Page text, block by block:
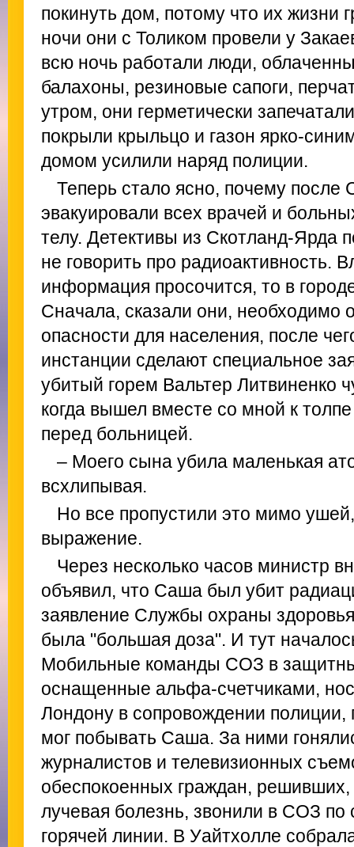
покинуть дом, потому что их жизни
ночи они с Толиком провели у
всю ночь работали люди,
балахоны, резиновые сапоги,
утром, они герметически
покрыли крыльцо и газон ярко-
домом усилили наряд полиции.
Теперь стало ясно, почему
эвакуировали всех врачей и
телу. Детективы из Скотланд-Ярда
не говорить про радиоактивность.
информация просочится, то в
Сначала, сказали они, необходимо
опасности для населения, после
инстанции сделают специальное
убитый горем Вальтер Литвиненко
когда вышел вместе со мной к
перед больницей.
– Моего сына убила маленькая
всхлипывая.
Но все пропустили это мимо
выражение.
Через несколько часов министр
объявил, что Саша был убит
заявление Службы охраны
была "большая доза". И тут
Мобильные команды СОЗ в
оснащенные альфа-счетчиками,
Лондону в сопровождении полиции,
мог побывать Саша. За ними
журналистов и телевизионных
обеспокоенных граждан, решивших,
лучевая болезнь, звонили в СОЗ по
горячей линии. В Уайтхолле